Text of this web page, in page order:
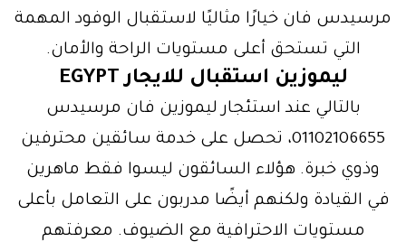
مرسيدس فان خيارًا مثاليًا لاستقبال الوفود المهمة
التي تستحق أعلى مستويات الراحة والأمان.
ليموزين استقبال للايجار EGYPT
بالتالي عند استئجار ليموزين فان مرسيدس
01102106655، تحصل على خدمة سائقين محترفين
وذوي خبرة. هؤلاء السائقون ليسوا فقط ماهرين
في القيادة ولكنهم أيضًا مدربون على التعامل بأعلى
مستويات الاحترافية مع الضيوف. معرفتهم